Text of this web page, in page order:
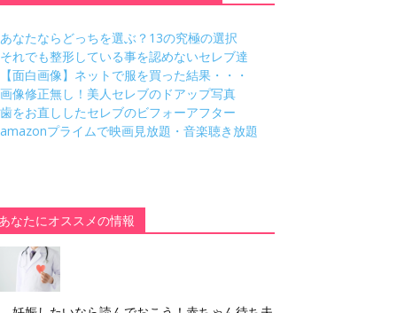
あなたならどっちを選ぶ？13の究極の選択
それでも整形している事を認めないセレブ達
【面白画像】ネットで服を買った結果・・・
画像修正無し！美人セレブのドアップ写真
歯をお直ししたセレブのビフォーアフター
amazonプライムで映画見放題・音楽聴き放題
あなたにオススメの情報